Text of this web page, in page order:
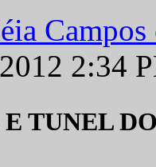
2:34
TUNEL